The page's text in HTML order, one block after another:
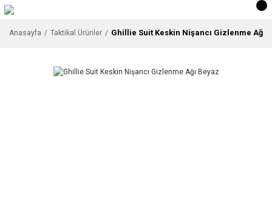
Anasayfa Taktikal Ürünler Ghillie Suit Keskin Nişancı Gizlenme Ağı